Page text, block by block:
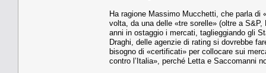
Ha ragione Massimo Mucchetti, che parla di
volta, da una delle «tre sorelle» (oltre a
anni in ostaggio i mercati, taglieggiando gli
Draghi, delle agenzie di rating si dovrebbe
bisogno di «certificati» per collocare sui
contro l’Italia», perché Letta e Saccomanni